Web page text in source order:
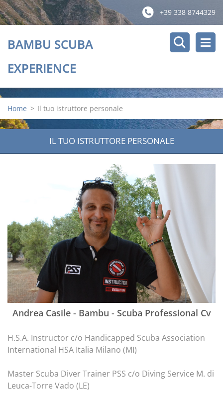
+39 338 8744329
BAMBU SCUBA
EXPERIENCE
Home > Il tuo istruttore personale
IL TUO ISTRUTTORE PERSONALE
Andrea Casile - Bambu - Scuba Professional Cv
H.S.A. Instructor c/o Handicapped Scuba Association
International HSA Italia Milano (MI)
Master Scuba Diver Trainer PSS c/o Diving Service M. di
Leuca-Torre Vado (LE)